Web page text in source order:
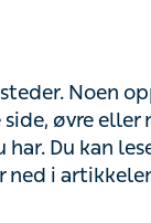
Noen
eller nedre
om noen